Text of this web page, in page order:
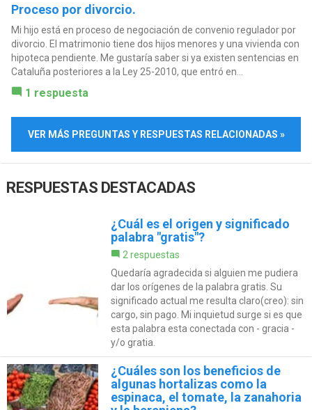
Proceso por divorcio.
Mi hijo está en proceso de negociación de convenio regulador por
divorcio. El matrimonio tiene dos hijos menores y una vivienda con
hipoteca pendiente. Me gustaría saber si ya existen sentencias en
Cataluña posteriores a la Ley 25-2010, que entró en...
1 respuesta
VER MÁS PREGUNTAS Y RESPUESTAS RELACIONADAS »
RESPUESTAS DESTACADAS
¿Cuál es el origen y significado
palabra "gratis"?
2 respuestas
Quedaría agradecida si alguien me pudiera
dar los orígenes de la palabra gratis. Su
significado actual me resulta claro(creo): sin
cargo, sin pago. Mi inquietud surge si es que
esta palabra esta conectada con - gracia -
y/o gratia.
¿Cuáles son los beneficios de
algunas hortalizas como la
espinaca, el tomate, la zanahoria